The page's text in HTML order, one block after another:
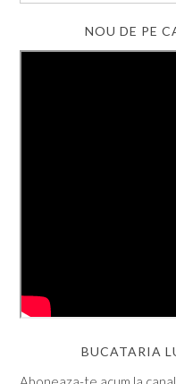
NOU DE PE
BUCATARIA